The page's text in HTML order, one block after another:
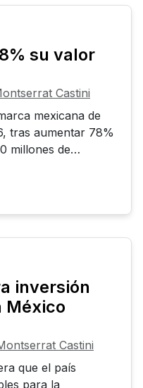
su valor
Castini
mexicana de
tras aumentar 78%
millones de
inversión
México
Castini
que el país
para la